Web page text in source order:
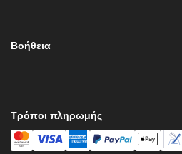
Βοήθεια
Τρόποι πληρωμής